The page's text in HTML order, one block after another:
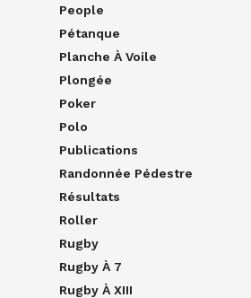
People
Pétanque
Planche À Voile
Plongée
Poker
Polo
Publications
Randonnée Pédestre
Résultats
Roller
Rugby
Rugby À 7
Rugby À XIII